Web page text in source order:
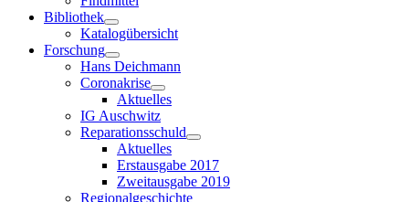
Bibliothek
Katalogübersicht
Forschung
Hans Deichmann
Coronakrise
Aktuelles
IG Auschwitz
Reparationsschuld
Aktuelles
Erstausgabe 2017
Zweitausgabe 2019
Regionalgeschichte